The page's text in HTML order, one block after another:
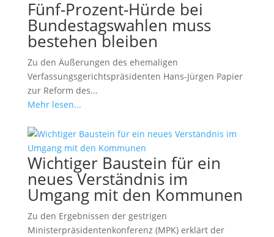
Fünf-Prozent-Hürde bei
Bundestagswahlen muss
bestehen bleiben
Zu den Äußerungen des ehemaligen
Verfassungsgerichtspräsidenten Hans-Jürgen Papier
zur Reform des...
Mehr lesen...
Wichtiger Baustein für ein
neues Verständnis im
Umgang mit den Kommunen
Zu den Ergebnissen der gestrigen
Ministerpräsidentenkonferenz (MPK) erklärt der